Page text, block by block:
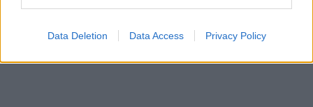
Data Deletion Data Access Privacy Policy
ολόκληρη προβληματική νοοτροπία ή ένα
κακοστημένο ρόστερ.